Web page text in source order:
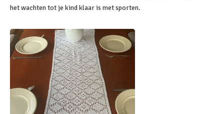
het wachten tot je kind klaar is met sporten.